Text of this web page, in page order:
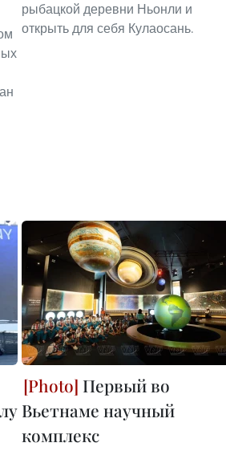
рыбацкой деревни Ньонли и
открыть для себя Кулаосань.
Первый во
Вьетнаме научный
комплекс